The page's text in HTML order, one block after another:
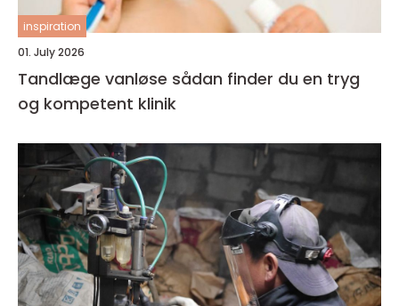
inspiration
01. July 2026
Tandlæge vanløse sådan finder du en tryg
og kompetent klinik